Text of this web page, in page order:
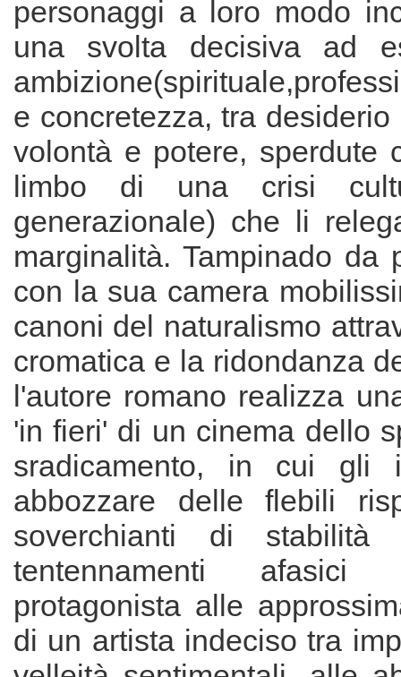
personaggi a loro modo
una svolta decisiva ad
e concretezza, tra
volontà e potere, sperdute
limbo di una crisi
generazionale) che li
marginalità. Tampinado da
con la sua camera
canoni del naturalismo
cromatica e la ridondanza
l'autore romano realizza
'in fieri' di un cinema dello
sradicamento, in cui gli
abbozzare delle flebili
soverchianti di
tentennamenti afasici
protagonista alle
di un artista indeciso tra